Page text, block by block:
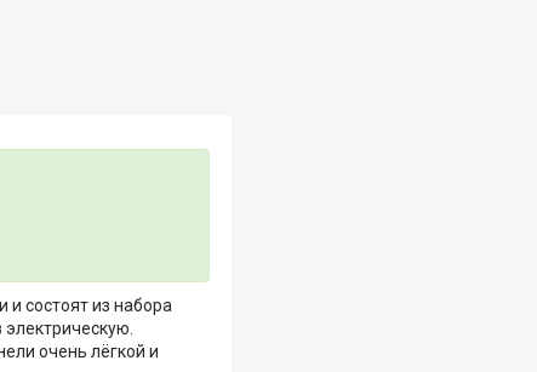
и состоят из набора
очень лёгкой и